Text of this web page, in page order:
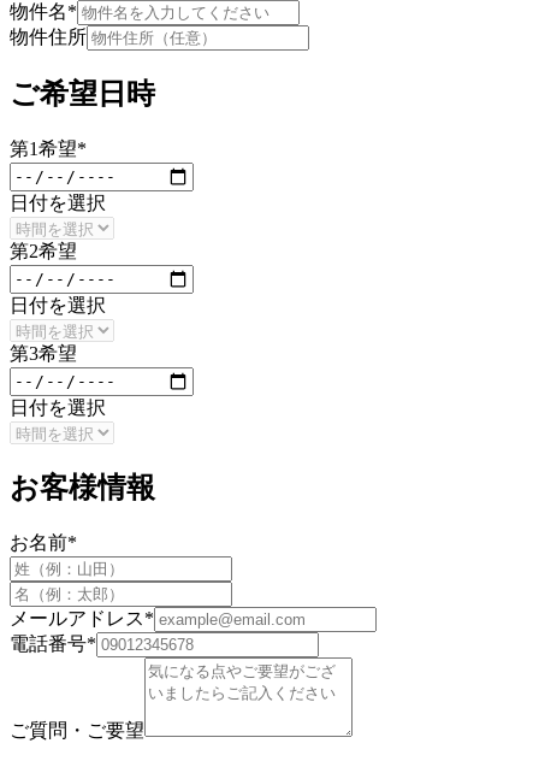
物件名*
物件住所
ご希望日時
第1希望*
日付を選択
第2希望
日付を選択
第3希望
日付を選択
お客様情報
お名前*
メールアドレス*
電話番号*
ご質問・ご要望